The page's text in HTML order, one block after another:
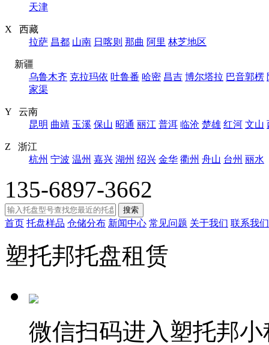
天津
X 西藏
拉萨 昌都 山南 日喀则 那曲 阿里 林芝地区
新疆
乌鲁木齐 克拉玛依 吐鲁番 哈密 昌吉 博尔塔拉 巴音郭楞
家渠
Y 云南
昆明 曲靖 玉溪 保山 昭通 丽江 普洱 临沧 楚雄 红河 文山
Z 浙江
杭州 宁波 温州 嘉兴 湖州 绍兴 金华 衢州 舟山 台州 丽水
135-6897-3662
搜索
首页 托盘样品 仓储分布 新闻中心 常见问题 关于我们 联系我们
塑托邦托盘租赁
微信扫码进入塑托邦小